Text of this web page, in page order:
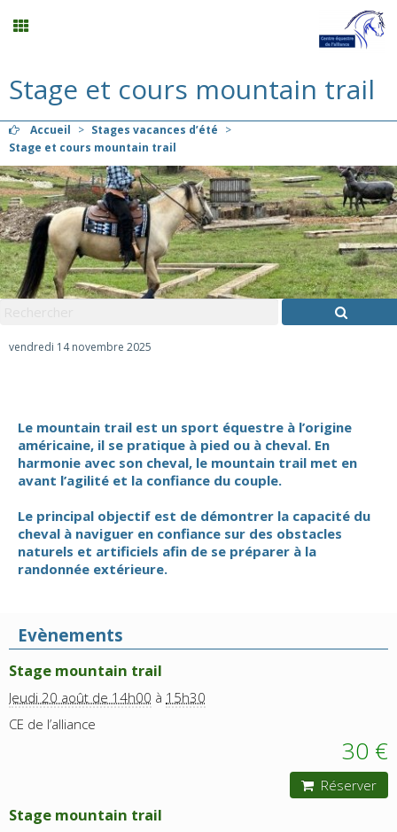
Compétition
Planning
Menu
Mon compte
Stage et cours mountain trail
Accueil > Stages vacances d’été >
Stage et cours mountain trail
vendredi 14 novembre 2025
Le mountain trail est un sport équestre à l’origine
américaine, il se pratique à pied ou à cheval. En
harmonie avec son cheval, le mountain trail met en
avant l’agilité et la confiance du couple.
Le principal objectif est de démontrer la capacité du
cheval à naviguer en confiance sur des obstacles
naturels et artificiels afin de se préparer à la
randonnée extérieure.
Evènements
Stage mountain trail
Jeudi 20 août de 14h00 à 15h30
CE de l’alliance
30 €
Réserver
Stage mountain trail